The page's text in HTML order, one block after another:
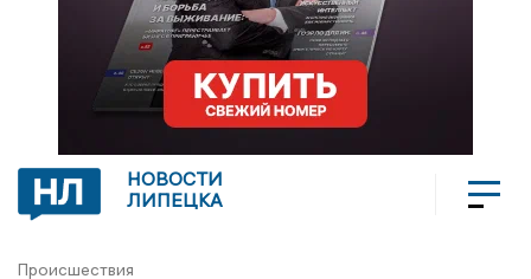
НОВОСТИ
ЛИПЕЦКА
Происшествия